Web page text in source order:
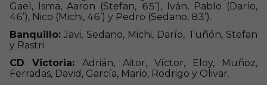
Gael, Isma, Aaron (Stefan, 65’), Iván, Pablo (Darío,
46’), Nico (Michi, 46’) y Pedro (Sedano, 83’).
Banquillo: Javi, Sedano, Michi, Darío, Tuñón, Stefan
y Rastri.
CD Victoria:Adrián, Aitor, Víctor, Eloy, Muñoz,
Ferradas, David, García, Mario, Rodrigo y Olivar.